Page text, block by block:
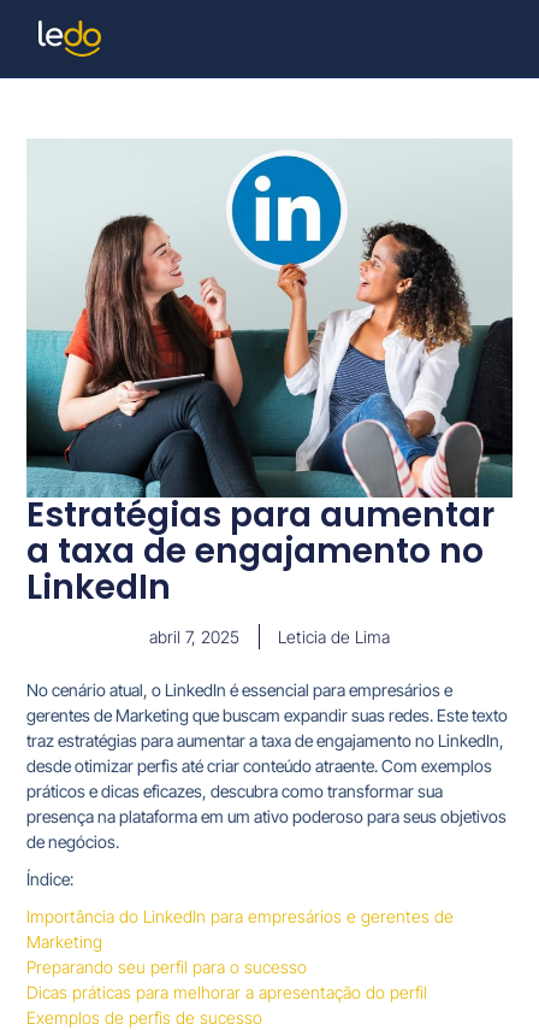
Estratégias para aumentar
a taxa de engajamento no
LinkedIn
abril 7, 2025 Leticia de Lima
No cenário atual, o LinkedIn é essencial para empresários e
gerentes de Marketing que buscam expandir suas redes. Este texto
traz estratégias para aumentar a taxa de engajamento no LinkedIn,
desde otimizar perfis até criar conteúdo atraente. Com exemplos
práticos e dicas eficazes, descubra como transformar sua
presença na plataforma em um ativo poderoso para seus objetivos
de negócios.
Índice:
Importância do LinkedIn para empresários e gerentes de
Marketing
Preparando seu perfil para o sucesso
Dicas práticas para melhorar a apresentação do perfil
Exemplos de perfis de sucesso